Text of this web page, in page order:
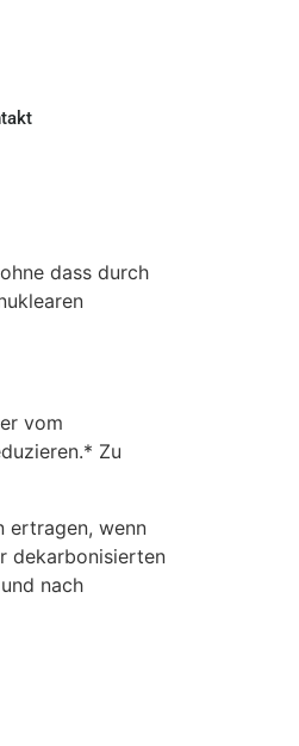
dass durch
vom
Zu
ertragen, wenn
dekarbonisierten
nach